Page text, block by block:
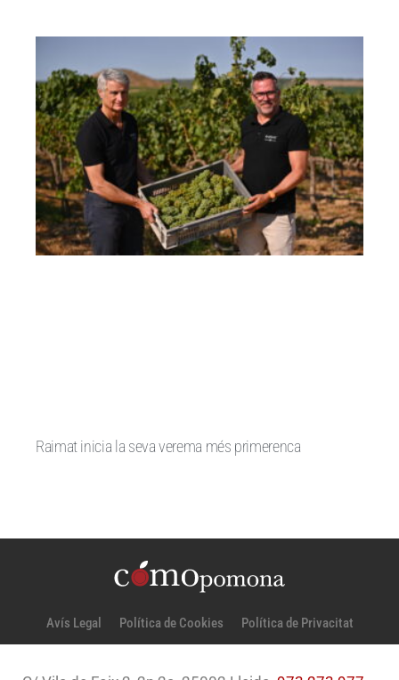
Raimat inicia la seva verema més primerenca
Avís Legal Política de Cookies Política de Privacitat